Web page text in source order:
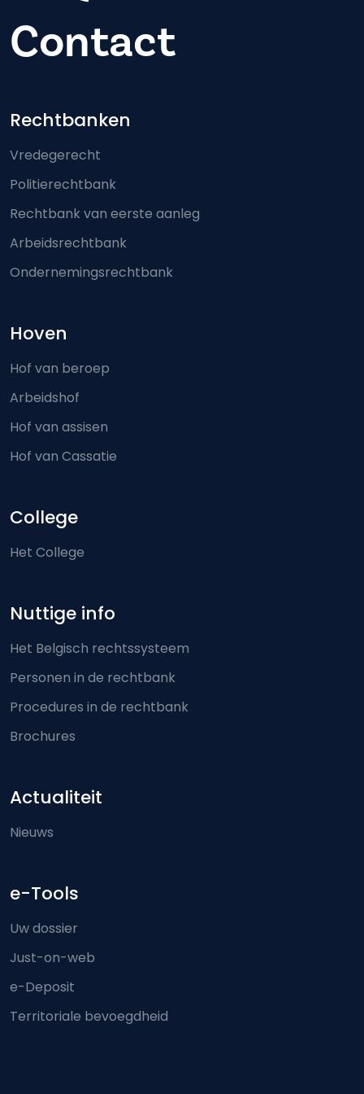
Contact
Footer-menu
Rechtbanken
Vredegerecht
Politierechtbank
Rechtbank van eerste aanleg
Arbeidsrechtbank
Ondernemingsrechtbank
Hoven
Hof van beroep
Arbeidshof
Hof van assisen
Hof van Cassatie
College
Het College
Nuttige info
Het Belgisch rechtssysteem
Personen in de rechtbank
Procedures in de rechtbank
Brochures
Actualiteit
Nieuws
e-Tools
Uw dossier
Just-on-web
e-Deposit
Territoriale bevoegdheid